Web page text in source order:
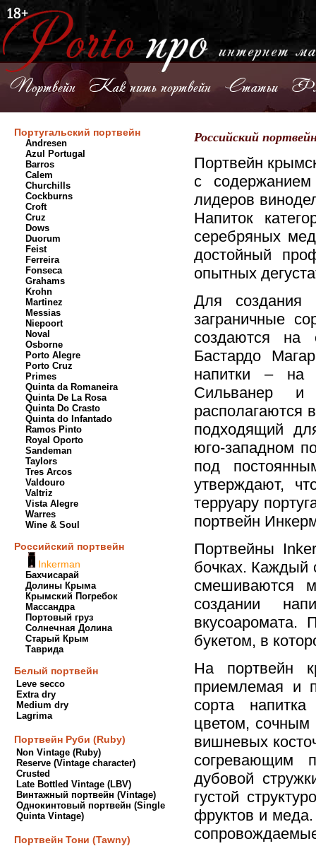
Портвейн Как пить портвейн Статьи
Португальский портвейн
Andresen
Azul Portugal
Barros
Calem
Churchills
Cockburns
Croft
Cruz
Dows
Duorum
Feist
Ferreira
Fonseca
Grahams
Krohn
Martinez
Messias
Niepoort
Noval
Osborne
Porto Alegre
Porto Cruz
Primes
Quinta da Romaneira
Quinta De La Rosa
Quinta Do Crasto
Quinta do Infantado
Ramos Pinto
Royal Oporto
Sandeman
Taylors
Tres Arcos
Valdouro
Valtriz
Vista Alegre
Warres
Wine & Soul
Российский портвейн
Inkerman
Бахчисарай
Долины Крыма
Крымский Погребок
Массандра
Портовый груз
Солнечная Долина
Старый Крым
Таврида
Белый портвейн
Leve secco
Extra dry
Medium dry
Lagrima
Портвейн Руби (Ruby)
Non Vintage (Ruby)
Reserve (Vintage character)
Crusted
Late Bottled Vintage (LBV)
Винтажный портвейн (Vintage)
Однокинтовый портвейн (Single
Quinta Vintage)
Портвейн Тони (Tawny)
Российский
Портвейн
с
лидеров
Напиток
серебряных
достойный
опытных
Для создания
заграничные
создаются на
Бастардо
напитки – на
Сильванер и
располагаются
подходящий
юго-западном
под
утверждают,
терруару
портвейн
Портвейны
бочках. Каждый
смешиваются
создании
вкусоаромата.
букетом, в
На портвейн
приемлемая и
сорта напитка
цветом, сочным
вишневых
согревающим
дубовой
густой
фруктов и